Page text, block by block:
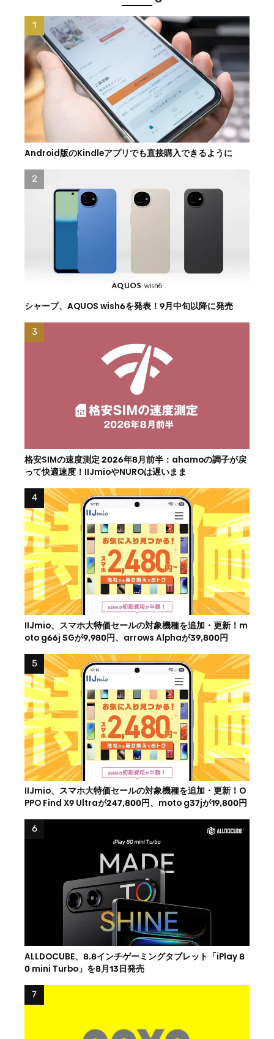
Android版のKindleアプリでも直接購入できるように
シャープ、AQUOS wish6を発表！9月中旬以降に発売
格安SIMの速度測定 2026年8月前半：ahamoの調子が戻
って快適速度！IIJmioやNUROは遅いまま
IIJmio、スマホ大特価セールの対象機種を追加・更新！m
oto g66j 5Gが9,980円、arrows Alphaが39,800円
IIJmio、スマホ大特価セールの対象機種を追加・更新！O
PPO Find X9 Ultraが247,800円、moto g37jが19,800円
ALLDOCUBE、8.8インチゲーミングタブレット「iPlay 8
0 mini Turbo」を8月13日発売